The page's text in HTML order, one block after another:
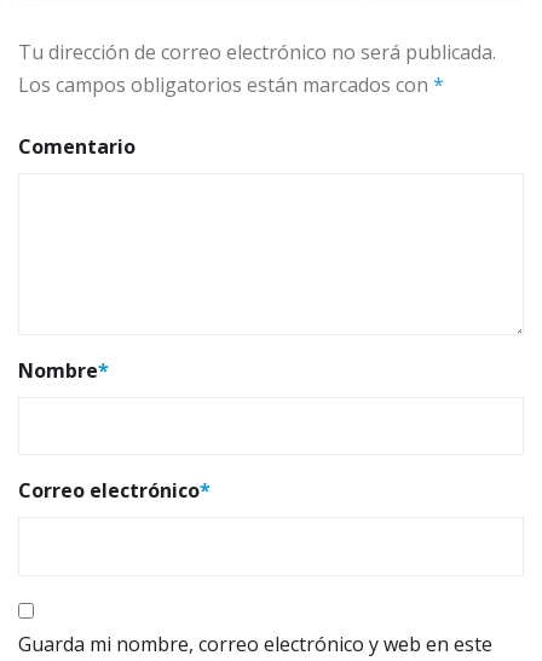
Tu dirección de correo electrónico no será publicada.
Los campos obligatorios están marcados con *
Comentario
Nombre*
Correo electrónico*
Guarda mi nombre, correo electrónico y web en este